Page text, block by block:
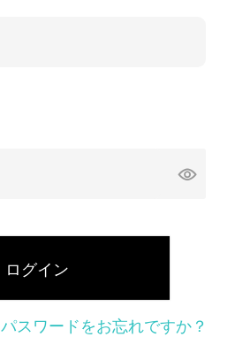
ログイン
パスワードをお忘れですか？